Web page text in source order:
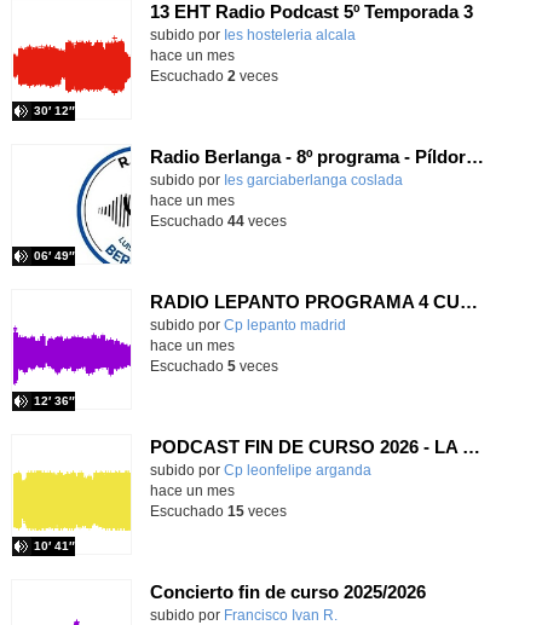
13 EHT Radio Podcast 5º Temporada 3
Contenido educativo.
subido por Ies hosteleria alcala
30′ 12″
hace un mes
Escuchado 2 veces
Radio Berlanga - 8º programa - Píldora filosófica
Contenido educativo.
subido por Ies garciaberlanga coslada
06′ 49″
hace un mes
Escuchado 44veces
RADIO LEPANTO PROGRAMA 4 CURSO 25-26
Contenido educativo.
subido por Cp lepanto madrid
12′ 36″
hace un mes
Escuchado 5veces
PODCAST FIN DE CURSO 2026 - LA LEONERA
subido por Cp leonfelipe arganda
10′ 41″
hace un mes
Escuchado 15veces
Concierto fin de curso 2025/2026
subido por Francisco Ivan R.